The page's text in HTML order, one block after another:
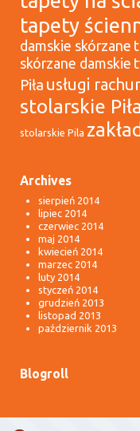
tapety
damskie skórzane
skórzane damskie
Piła usługi
stolarskie Piła
stolarskie Pila
Archives
sierpień 2014
lipiec 2014
czerwiec 2014
maj 2014
kwiecień 2014
marzec 2014
luty 2014
styczeń 2014
grudzień 2013
listopad 2013
październik 2013
Blogroll